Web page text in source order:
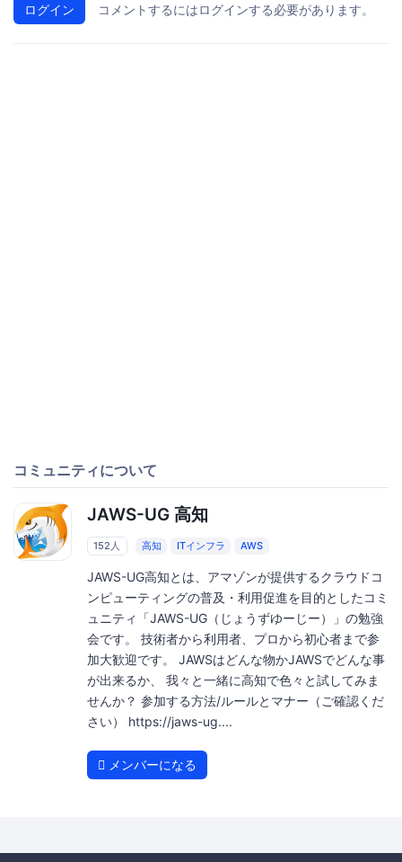
ログイン コメントするにはログインする必要があります。
コミュニティについて
JAWS-UG 高知
152人 高知 ITインフラ AWS
JAWS-UG高知とは、アマゾンが提供するクラウドコ
ンピューティングの普及・利用促進を目的としたコミ
ュニティ「JAWS-UG（じょうずゆーじー）」の勉強
会です。 技術者から利用者、プロから初心者まで参
加大歓迎です。 JAWSはどんな物かJAWSでどんな事
が出来るか、 我々と一緒に高知で色々と試してみま
せんか？ 参加する方法/ルールとマナー（ご確認くだ
さい） https://jaws-ug....
メンバーになる